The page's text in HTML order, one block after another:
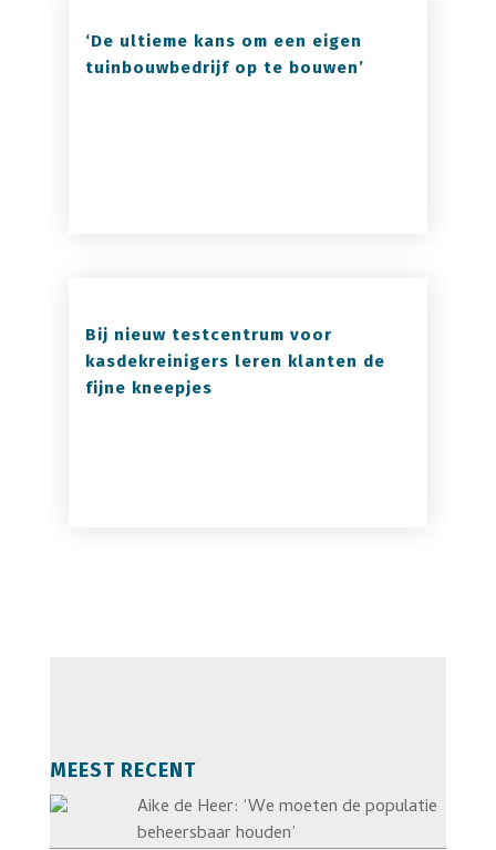
‘De ultieme kans om een eigen
tuinbouwbedrijf op te bouwen’
Bij nieuw testcentrum voor
kasdekreinigers leren klanten de
fijne kneepjes
MEEST RECENT
Aike de Heer: ‘We moeten de populatie
beheersbaar houden’